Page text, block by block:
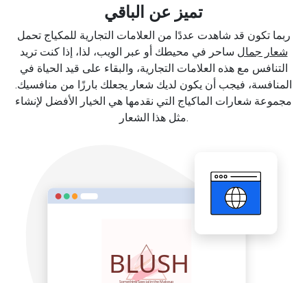
تميز عن الباقي
ربما تكون قد شاهدت عددًا من العلامات التجارية للمكياج تحمل
شعار جمال ساحر في محيطك أو عبر الويب، لذا، إذا كنت تريد
التنافس مع هذه العلامات التجارية، والبقاء على قيد الحياة في
المنافسة، فيجب أن يكون لديك شعار يجعلك بارزًا من منافسيك.
مجموعة شعارات الماكياج التي نقدمها هي الخيار الأفضل لإنشاء
مثل هذا الشعار.